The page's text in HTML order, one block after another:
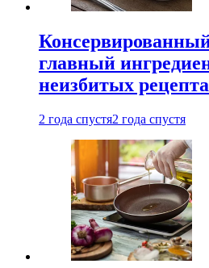
главный
неизбитых
2 года спустя2 года спустя